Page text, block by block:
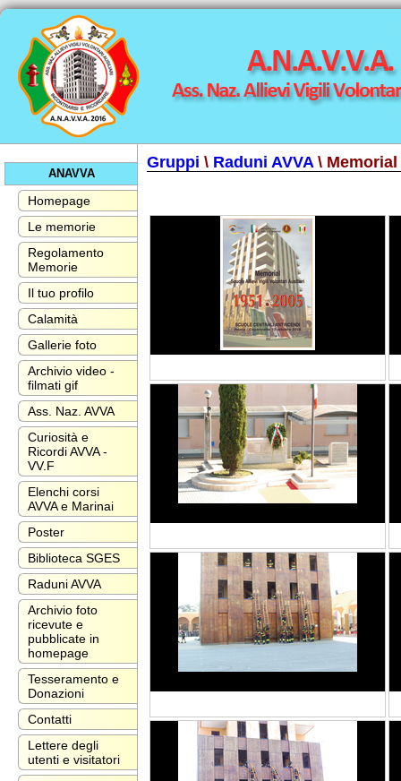
ANAVVA
Homepage
Le memorie
Regolamento
Memorie
Il tuo profilo
Calamità
Gallerie foto
Archivio video -
filmati gif
Ass. Naz. AVVA
Curiosità e
Ricordi AVVA -
VV.F
Elenchi corsi
AVVA e Marinai
Poster
Biblioteca SGES
Raduni AVVA
Archivio foto
ricevute e
pubblicate in
homepage
Tesseramento e
Donazioni
Contatti
Lettere degli
utenti e visitatori
Gruppi \ Raduni AVVA\ Memorial